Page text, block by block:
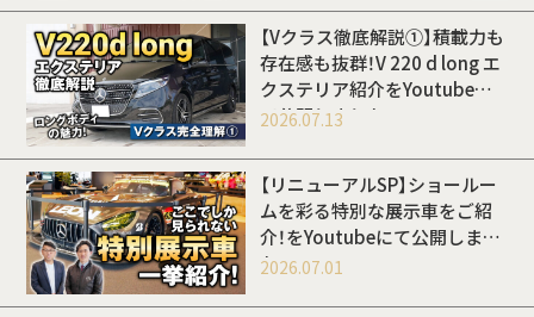
【Vクラス徹底解説①】積載力も
存在感も抜群！V 220 d long エ
クステリア紹介をYoutubeに
て公開しました
2026.07.13
【リニューアルSP】ショールー
ムを彩る特別な展示車をご紹
介！をYoutubeにて公開しまし
た
2026.07.01